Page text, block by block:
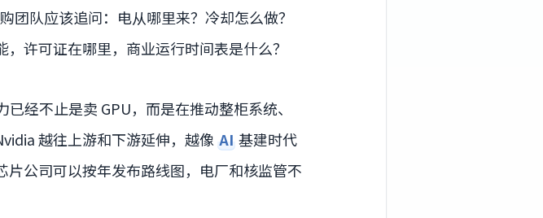
团队应该追问：电从哪里来？冷却怎么做？
许可证在哪里，商业运行时间表是什么？
经不止是卖 GPU，而是在推动整柜系统、
越往上游和下游延伸，越像 AI 基建时代
公司可以按年发布路线图，电厂和核监管不